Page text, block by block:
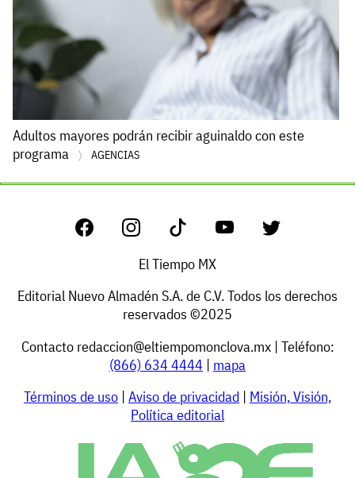
Adultos mayores podrán recibir aguinaldo con este
programa
AGENCIAS
El Tiempo MX
Editorial Nuevo Almadén S.A. de C.V. Todos los derechos
reservados ©2025
Contacto redaccion@eltiempomonclova.mx| Teléfono:
(866) 634 4444 | mapa
Términos de uso | Aviso de privacidad | Misión, Visión,
Política editorial